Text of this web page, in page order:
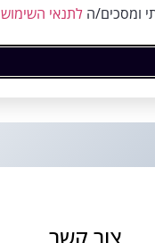
ומסכים/ה לתנאי השימוש